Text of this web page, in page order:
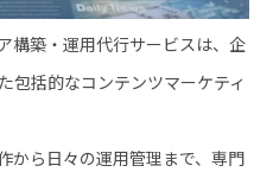
構築・運用代行サービスは、企
包括的なコンテンツマーケティ
から日々の運用管理まで、専門